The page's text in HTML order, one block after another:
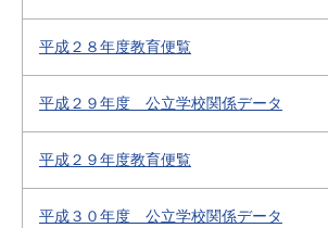
平成２８年度教育便覧
平成２９年度 公立学校関係データ
平成２９年度教育便覧
平成３０年度 公立学校関係データ